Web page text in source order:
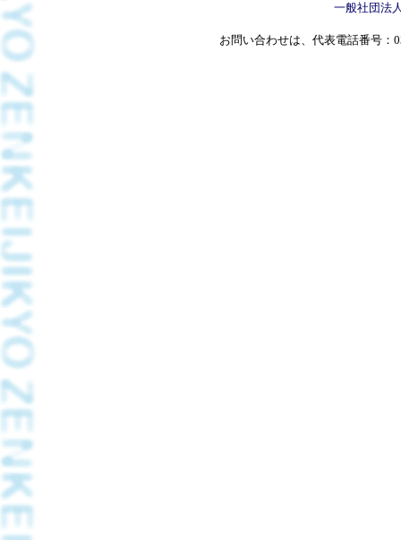
一般社団法
お問い合わせは、代表電話番号：